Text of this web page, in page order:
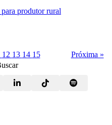
produtor rural
12 13 14 15 Próxima »